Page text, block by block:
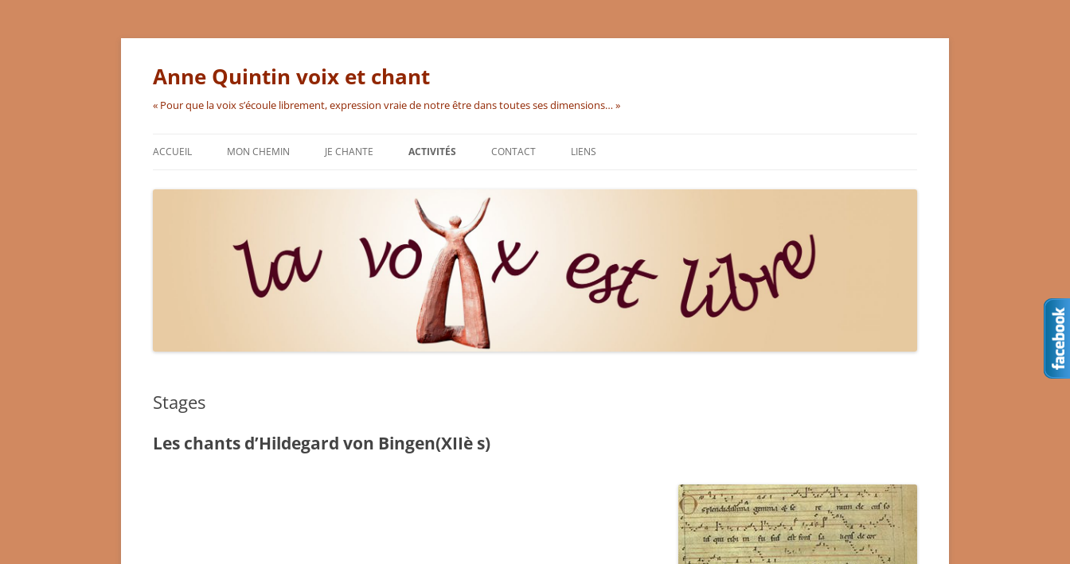
Aller
Anne Quintin voix et chant
« Pour que la voix s’écoule librement, expression vraie de notre être dans toutes ses dimensions… »
ACCUEIL MON CHEMIN JE CHANTE ACTIVITÉS
CHANT PRÉNATAL
COURS INDIVIDUELS
STAGES HILDEGARD VON BINGEN
FORMATIONS
CONTACT LIENS
Stages
Les chants d’Hildegard von Bingen(XIIè s)